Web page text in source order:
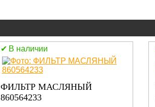
В наличии
ФИЛЬТР МАСЛЯНЫЙ
860564233